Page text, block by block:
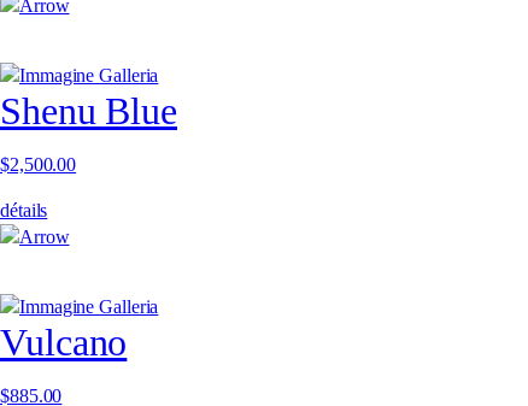
Shenu Blue
$2,500.00
détails
Vulcano
$885.00